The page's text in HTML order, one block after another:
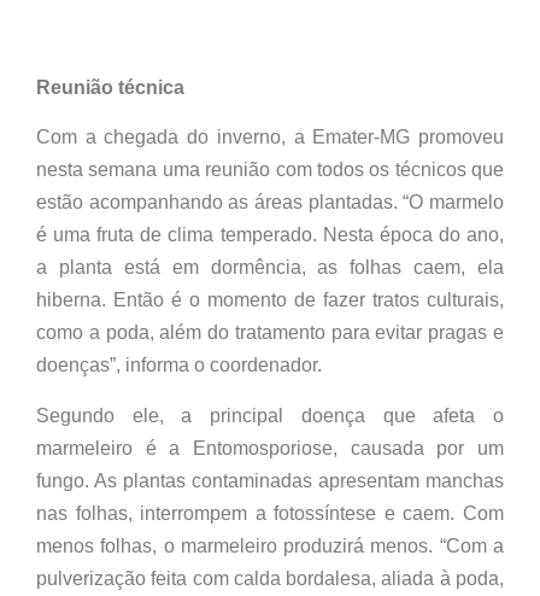
Reunião técnica
Com a chegada do inverno, a Emater-MG promoveu
nesta semana uma reunião com todos os técnicos que
estão acompanhando as áreas plantadas. “O marmelo
é uma fruta de clima temperado. Nesta época do ano,
a planta está em dormência, as folhas caem, ela
hiberna. Então é o momento de fazer tratos culturais,
como a poda, além do tratamento para evitar pragas e
doenças”, informa o coordenador.
Segundo ele, a principal doença que afeta o
marmeleiro é a Entomosporiose, causada por um
fungo. As plantas contaminadas apresentam manchas
nas folhas, interrompem a fotossíntese e caem. Com
menos folhas, o marmeleiro produzirá menos. “Com a
pulverização feita com calda bordalesa, aliada à poda,